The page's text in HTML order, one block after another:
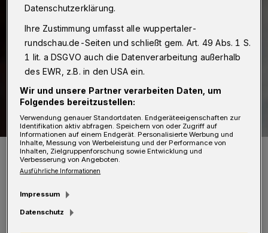
Thorsten Pech.
Foto: Bettina Osswald/Bettina Ossswald
Datenschutzerklärung.
Ihre Zustimmung umfasst alle wuppertaler-
rundschau.de-Seiten und schließt gem. Art. 49 Abs. 1 S.
1 lit. a DSGVO auch die Datenverarbeitung außerhalb
des EWR, z.B. in den USA ein.
Wir und unsere Partner verarbeiten Daten, um
Folgendes bereitzustellen:
Verwendung genauer Standortdaten. Endgeräteeigenschaften zur
Identifikation aktiv abfragen. Speichern von oder Zugriff auf
Informationen auf einem Endgerät. Personalisierte Werbung und
Inhalte, Messung von Werbeleistung und der Performance von
Inhalten, Zielgruppenforschung sowie Entwicklung und
Verbesserung von Angeboten.
Ausführliche Informationen
Impressum
Datenschutz